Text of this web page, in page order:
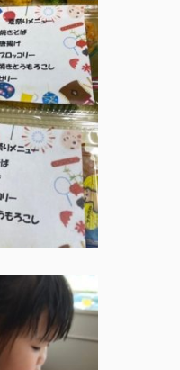
園での生活 ▶
おしらせ ▶